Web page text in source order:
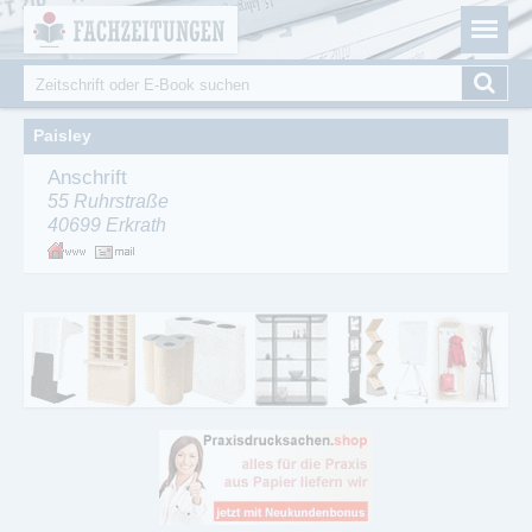
Fachzeitungen.de - Das unabhängige Portal für
Fachmagazine Fachpublikationen & eBooks
Suchformular
Suche
Paisley
Anschrift
55 Ruhrstraße
40699 Erkrath
Cookie-Einstellungen